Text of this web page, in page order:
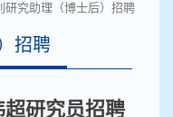
研究助理（博士后）招聘
招聘
研究员招聘